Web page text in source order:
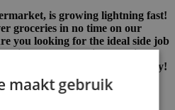
is growing lightning fast!
groceries in no time on our
you looking for the ideal side job
gig? Become a Rider (Delivery
cruise through your own city!
maakt gebruik